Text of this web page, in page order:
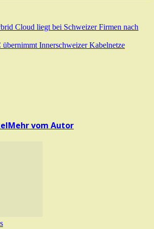
Cloud liegt bei Schweizer Firmen nach
übernimmt Innerschweizer Kabelnetze
Mehr vom Autor